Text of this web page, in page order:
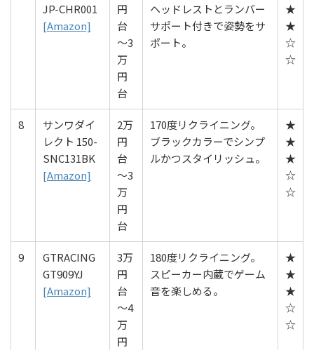
JP-CHR001
[Amazon]
円
台
〜3
万
円
台
ヘッドレストとランバー
サポート付きで姿勢をサ
ポート。
★
★
☆
☆
8
サンワダイ
レクト 150-
SNC131BK
[Amazon]
2万
円
台
〜3
万
円
台
170度リクライニング。
ブラックカラーでシンプ
ルかつスタイリッシュ。
★
★
★
☆
☆
9
GTRACING
GT909YJ
[Amazon]
3万
円
台
〜4
万
円
180度リクライニング。
スピーカー内蔵でゲーム
音を楽しめる。
★
★
★
☆
☆